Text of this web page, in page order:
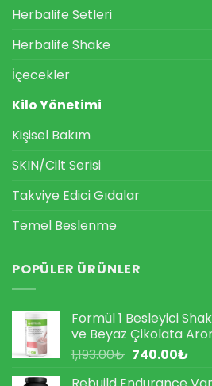
Herbalife Setleri
Herbalife Shake
İçecekler
Kilo Yönetimi
Kişisel Bakım
SKIN/Cilt Serisi
Takviye Edici Gıdalar
Temel Beslenme
POPÜLER ÜRÜNLER
Formül 1 Besleyici
ve Beyaz Çikolata
1,193.00₺ Orijinal
740.00₺Şu